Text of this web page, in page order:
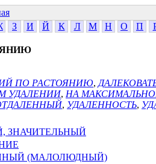
З И Й К Л М Н О П
ПО РАСТОЯНИЮ,
УДАЛЕНИИ, НА
, УДАЛЕННОСТЬ,
ЗНАЧИТЕЛЬНЫЙ
(МАЛОЛЮДНЫЙ)